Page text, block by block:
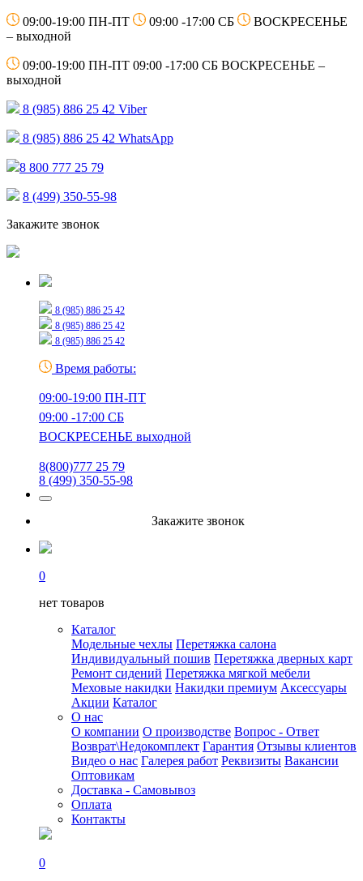
09:00-19:00 ПН-ПТ 09:00 -17:00 СБ
ВОСКРЕСЕНЬЕ
– выходной
09:00-19:00 ПН-ПТ 09:00 -17:00 СБ ВОСКРЕСЕНЬЕ –
выходной
8 (985) 886 25 42 Viber
8 (985) 886 25 42 WhatsApp
8 800 777 25 79
8 (499) 350-55-98
Закажите звонок
8 (985) 886 25 42
8 (985) 886 25 42
8 (985) 886 25 42
Время работы:
09:00-19:00 ПН-ПТ
09:00 -17:00 СБ
ВОСКРЕСЕНЬЕ выходной
8(800)777 25 79
8 (499) 350-55-98
Закажите звонок
0
нет товаров
Каталог
Модельные чехлы Перетяжка салона
Индивидуальный пошив Перетяжка дверных карт
Ремонт сидений Перетяжка мягкой мебели
Меховые накидки Накидки премиум Аксессуары
Акции Каталог
О нас
О компании О производстве Вопрос - Ответ
Возврат\Недокомплект Гарантия Отзывы клиентов
Видео о нас Галерея работ Реквизиты Вакансии
Оптовикам
Доставка - Самовывоз
Оплата
Контакты
0